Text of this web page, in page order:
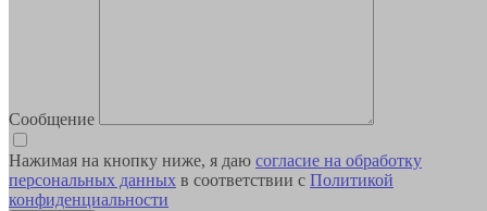
Сообщение
Нажимая на кнопку ниже, я даю согласие на обработку
персональных данных в соответствии с Политикой
конфиденциальности